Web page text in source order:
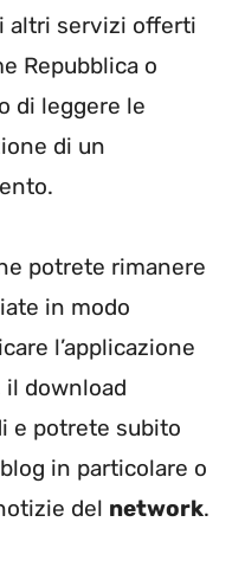
altri servizi offerti
Repubblica o
di leggere le
di un
potrete rimanere
in modo
l’applicazione
il download
e potrete subito
in particolare o
del network.